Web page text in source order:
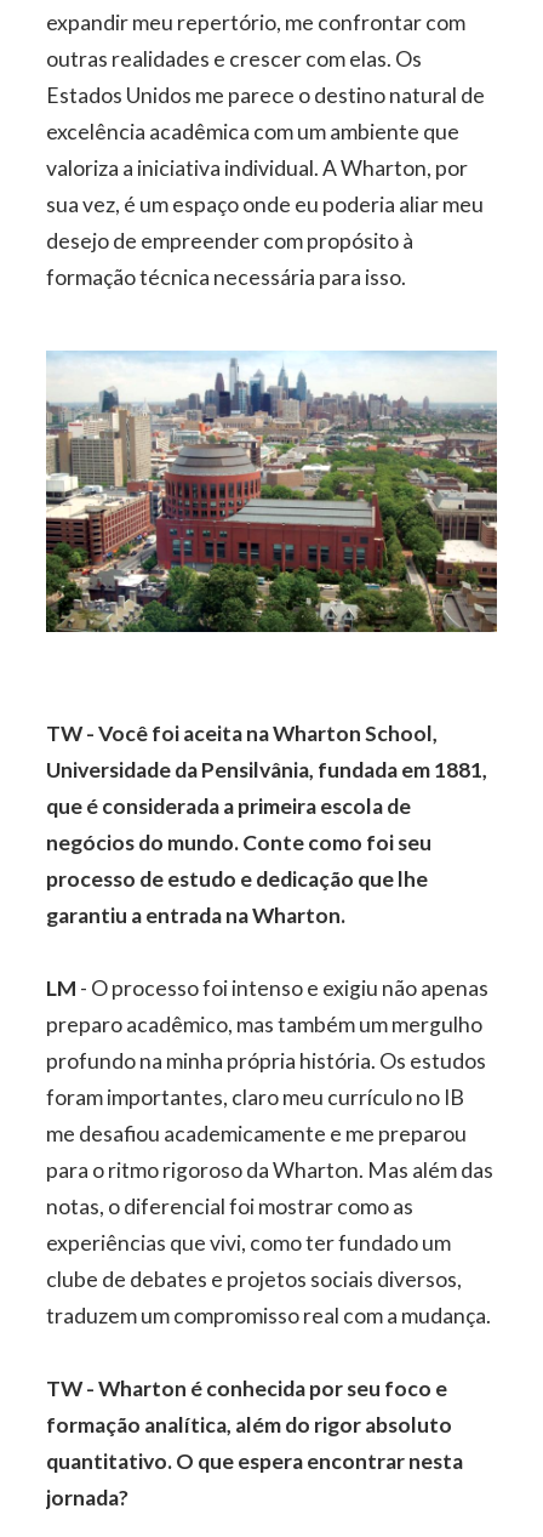
expandir meu repertório, me confrontar com
outras realidades e crescer com elas. Os
Estados Unidos me parece o destino natural de
excelência acadêmica com um ambiente que
valoriza a iniciativa individual. A Wharton, por
sua vez, é um espaço onde eu poderia aliar meu
desejo de empreender com propósito à
formação técnica necessária para isso.
TW - Você foi aceita na Wharton School,
Universidade da Pensilvânia, fundada em 1881,
que é considerada a primeira escola de
negócios do mundo. Conte como foi seu
processo de estudo e dedicação que lhe
garantiu a entrada na Wharton.
LM - O processo foi intenso e exigiu não apenas
preparo acadêmico, mas também um mergulho
profundo na minha própria história. Os estudos
foram importantes, claro meu currículo no IB
me desafiou academicamente e me preparou
para o ritmo rigoroso da Wharton. Mas além das
notas, o diferencial foi mostrar como as
experiências que vivi, como ter fundado um
clube de debates e projetos sociais diversos,
traduzem um compromisso real com a mudança.
TW - Wharton é conhecida por seu foco e
formação analítica, além do rigor absoluto
quantitativo. O que espera encontrar nesta
jornada?